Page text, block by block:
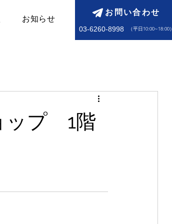
お知らせ
お問い合わせ
03-6260-8998 ​（平日10:00~18:00）
ップ 1階